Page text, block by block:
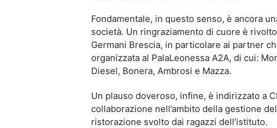
Fondamentale, in questo senso, è ancora
società. Un ringraziamento di cuore è
Germani Brescia, in particolare ai partner
organizzata al PalaLeonessa A2A, di cui:
Diesel, Bonera, Ambrosi e Mazza.
Un plauso doveroso, infine, è indirizzato a
collaborazione nell’ambito della gestione
ristorazione svolto dai ragazzi dell’istituto.